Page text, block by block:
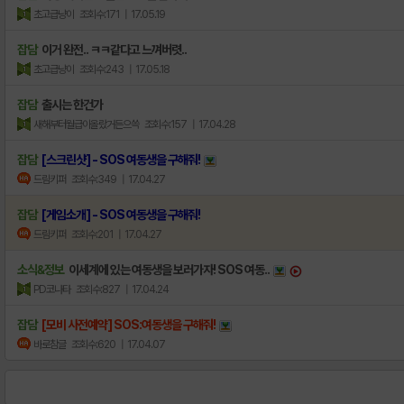
초고급냥이 조회수:171 | 17.05.19
잡담 이거 완전.. ㅋㅋ같다고 느껴버렷..
초고급냥이 조회수:243 | 17.05.18
잡담 출시는 한건가
새해부터월급이올랐거든으쓱 조회수:157 | 17.04.28
잡담 [스크린샷] - SOS 여동생을 구해줘!
드림키퍼 조회수:349 | 17.04.27
잡담 [게임소개] - SOS 여동생을 구해줘!
드림키퍼 조회수:201 | 17.04.27
소식&정보 이세계에 있는 여동생을 보러가자! SOS 여동..
PD코나타 조회수:827 | 17.04.24
잡담 [모비 사전예약] SOS:여동생을 구해줘!
바로참글 조회수:620 | 17.04.07